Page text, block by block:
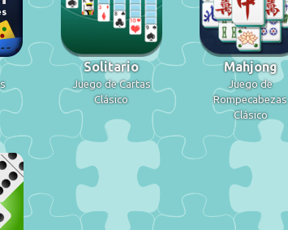
Solitario
Juego de Cartas
Clásico
Mahjong
Juego de
Rompecabezas
Clásico